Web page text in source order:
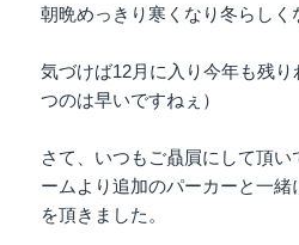
朝晩めっきり寒くなり冬らしく
気づけば12月に入り今年も残
つのは早いですねぇ）
さて、いつもご贔屓にして頂
ームより追加のパーカーと一緒
を頂きました。